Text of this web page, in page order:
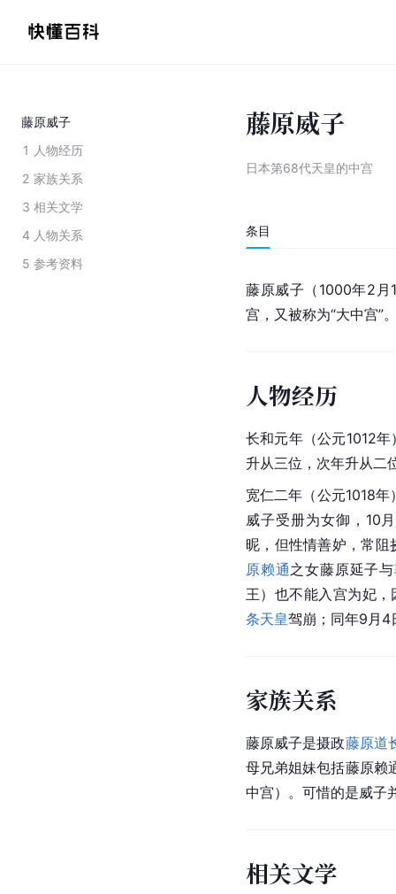
藤原威子
1 人物经历
2 家族关系
3 相关文学
4 人物关系
5 参考资料
藤原威子
日本第68代天皇的中宫
条目
藤原威子（1000年2
宫，又被称为“大中宫”
人物经历
长和元年（公元1012
升从三位，次年升从二
宽仁二年（公元1018
威子受册为女御，10
昵，但性情善妒，常
原赖通之女藤原延子与
王）也不能入宫为妃，
条天皇驾崩；同年9月4
家族关系
藤原威子是摄政藤原道
母兄弟姐妹包括藤原赖
中宫）。可惜的是威子
相关文学